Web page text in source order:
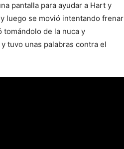
pantalla para ayudar a Hart y
y luego se movió intentando frenar
de la nuca y
tuvo unas palabras contra el